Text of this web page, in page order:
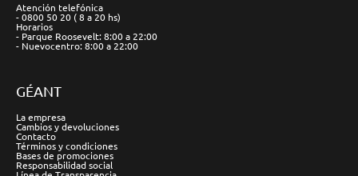
Atención telefónica
- 0800 50 20 ( 8 a 20 hs)
Horarios
- Parque Roosevelt: 8:00 a 22:00
- Nuevocentro: 8:00 a 22:00
GÉANT
La empresa
Cambios y devoluciones
Contacto
Términos y condiciones
Bases de promociones
Responsabilidad social